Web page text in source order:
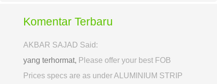
Komentar Terbaru
AKBAR SAJAD Said:
yang terhormat, Please offer your best FOB
Prices specs are as under ALUMINIUM STRIP